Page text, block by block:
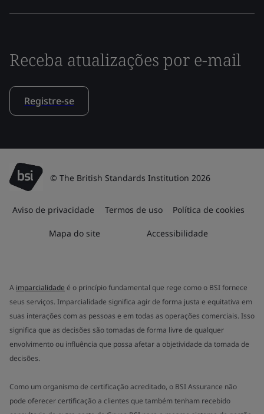
Receba atualizações por e-mail
Registre-se
© The British Standards Institution 2026
Aviso de privacidade Termos de uso Política de cookies
Mapa do site Accessibilidade
A imparcialidade é o princípio fundamental que rege como o BSI fornece
seus serviços. Imparcialidade significa agir de forma justa e equitativa em
suas interações com as pessoas e em todas as operações comerciais. Isso
significa que as decisões são tomadas de forma livre de qualquer
envolvimento ou influência que possa afetar a objetividade da tomada de
decisões.
Como um organismo de certificação acreditado, o BSI Assurance não
pode oferecer certificação a clientes que também tenham recebido